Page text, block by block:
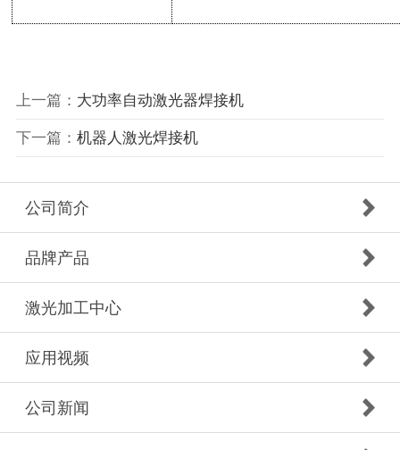
上一篇： 大功率自动激光器焊接机
下一篇： 机器人激光焊接机
公司简介
品牌产品
激光加工中心
应用视频
公司新闻